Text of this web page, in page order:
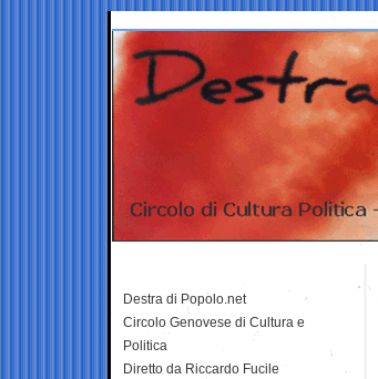
Destra di Popolo.net
Circolo Genovese di Cultura e
Politica
Diretto da Riccardo Fucile